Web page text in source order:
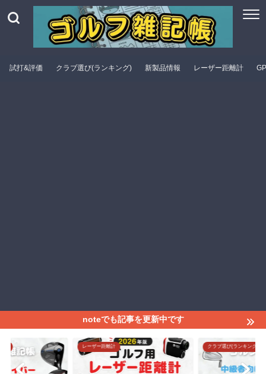
試打&評価 クラブ選び(ランキング) 新製品情報 レーザー距離計
noteでも記事を更新中です
レーザー距離計 クラブ選び(ランキング)